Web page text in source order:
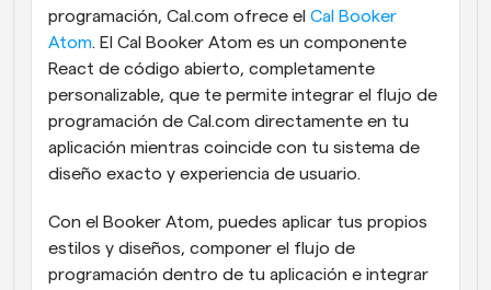
programación, Cal.com ofrece el Cal Booker
Atom. El Cal Booker Atom es un componente
React de código abierto, completamente
personalizable, que te permite integrar el flujo de
programación de Cal.com directamente en tu
aplicación mientras coincide con tu sistema de
diseño exacto y experiencia de usuario.
Con el Booker Atom, puedes aplicar tus propios
estilos y diseños, componer el flujo de
programación dentro de tu aplicación e integrar